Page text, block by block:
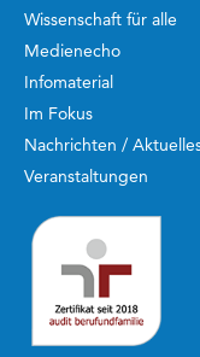
Wissenschaft für alle
Medienecho
Infomaterial
Im Fokus
Nachrichten /
Veranstaltungen